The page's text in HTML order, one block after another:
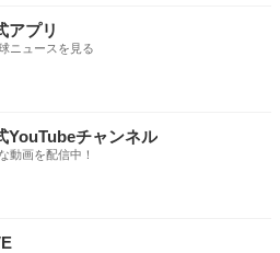
アプリ
ニュースを見る
YouTubeチャンネル
動画を配信中！